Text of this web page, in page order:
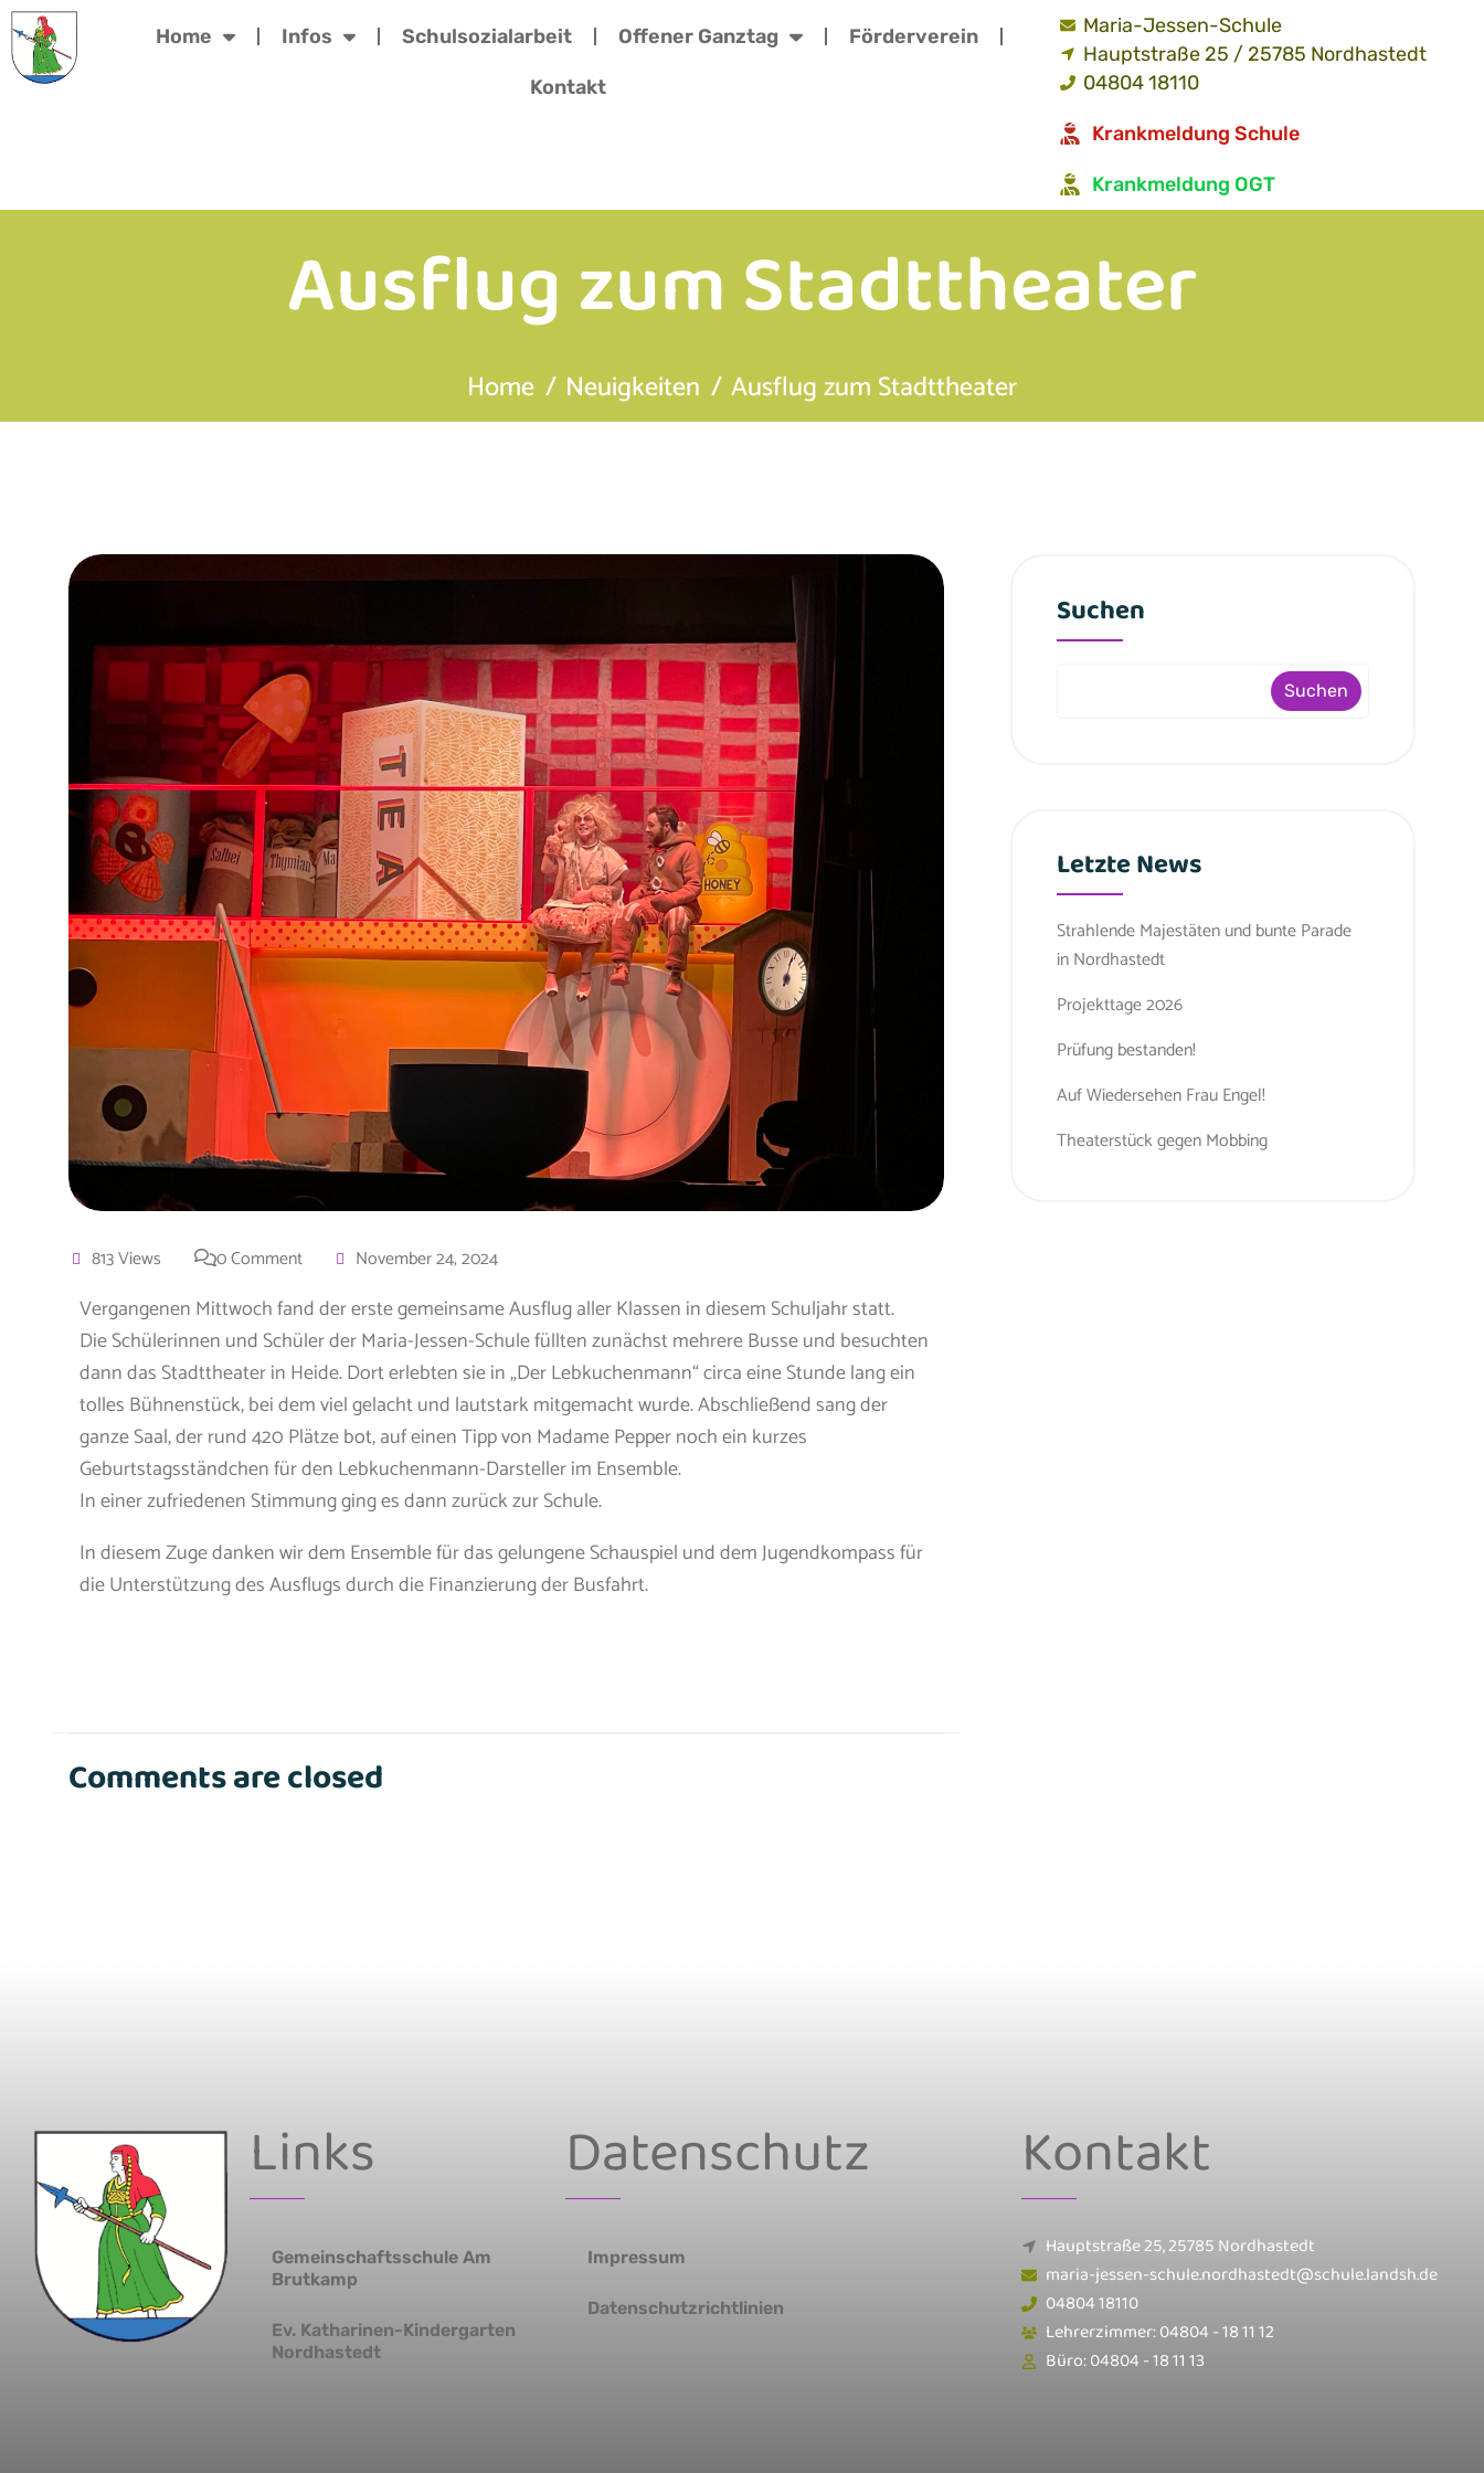
Home Infos Schulsozialarbeit Offener Ganztag Förderverein
Kontakt
Maria-Jessen-Schule
Hauptstraße 25 / 25785 Nordhastedt
04804 18110
Krankmeldung Schule
Krankmeldung OGT
Ausflug zum Stadttheater
Home Neuigkeiten Ausflug zum Stadttheater
813 Views 0 Comment November 24, 2024
Vergangenen Mittwoch fand der erste gemeinsame Ausflug aller Klassen in diesem Schuljahr statt.
Die Schülerinnen und Schüler der Maria-Jessen-Schule füllten zunächst mehrere Busse und besuchten
dann das Stadttheater in Heide. Dort erlebten sie in „Der Lebkuchenmann“ circa eine Stunde lang ein
tolles Bühnenstück, bei dem viel gelacht und lautstark mitgemacht wurde. Abschließend sang der
ganze Saal, der rund 420 Plätze bot, auf einen Tipp von Madame Pepper noch ein kurzes
Geburtstagsständchen für den Lebkuchenmann-Darsteller im Ensemble.
In einer zufriedenen Stimmung ging es dann zurück zur Schule.
In diesem Zuge danken wir dem Ensemble für das gelungene Schauspiel und dem Jugendkompass für
die Unterstützung des Ausflugs durch die Finanzierung der Busfahrt.
Comments are closed
Suchen
Suchen
Letzte News
Strahlende Majestäten und bunte Parade
in Nordhastedt
Projekttage 2026
Prüfung bestanden!
Auf Wiedersehen Frau Engel!
Theaterstück gegen Mobbing
Links
Gemeinschaftsschule Am
Brutkamp
Ev. Katharinen-Kindergarten
Nordhastedt
Datenschutz
Impressum
Datenschutzrichtlinien
Kontakt
Hauptstraße 25, 25785 Nordhastedt
maria-jessen-schule.nordhastedt@schule.landsh.de
04804 18110
Lehrerzimmer: 04804 - 18 11 12
Büro: 04804 - 18 11 13